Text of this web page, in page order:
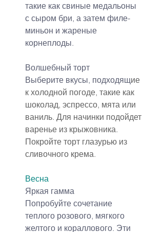
такие как свиные медальоны
с сыром бри, а затем филе-
миньон и жареные
корнеплоды.
Волшебный торт
Выберите вкусы, подходящие
к холодной погоде, такие как
шоколад, эспрессо, мята или
ваниль. Для начинки подойдет
варенье из крыжовника.
Покройте торт глазурью из
сливочного крема.
Весна
Яркая гамма
Попробуйте сочетание
теплого розового, мягкого
желтого и кораллового. Эти